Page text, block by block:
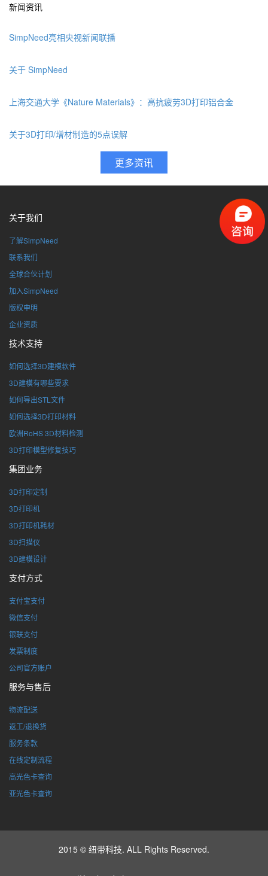
新闻资讯
SimpNeed亮相央视新闻联播
关于 SimpNeed
上海交通大学《Nature Materials》：高抗疲劳3D打印铝合金
关于3D打印/增材制造的5点误解
关于我们
了解SimpNeed
联系我们
全球合伙计划
加入SimpNeed
版权申明
企业资质
技术支持
如何选择3D建模软件
3D建模有哪些要求
如何导出STL文件
如何选择3D打印材料
欧洲RoHS 3D材料检测
3D打印模型修复技巧
集团业务
3D打印定制
3D打印机
3D打印机耗材
3D扫描仪
3D建模设计
支付方式
支付宝支付
微信支付
银联支付
发票制度
公司官方账户
服务与售后
物流配送
返工/退换货
服务条款
在线定制流程
高光色卡查询
亚光色卡查询
2015 © 纽带科技. ALL Rights Reserved.